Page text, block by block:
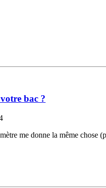
bac ?
me donne la même chose